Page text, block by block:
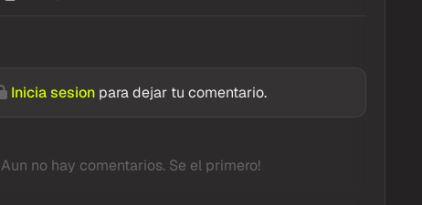
Inicia sesion para dejar tu comentario.
Aun no hay comentarios. Se el primero!